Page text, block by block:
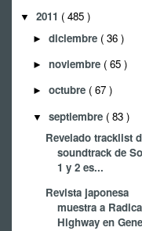
▼ 2011 ( 485 )
► diciembre ( 36 )
► noviembre ( 65 )
► octubre ( 67 )
▼ septiembre ( 83 )
Revelado tracklist
soundtrack de
1 y 2 es...
Revista japonesa
muestra a
Highway en